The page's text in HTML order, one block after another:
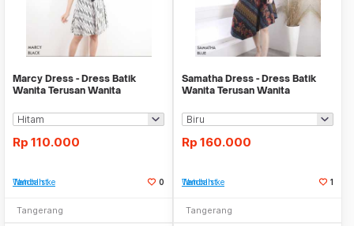
Marcy Dress - Dress Batik
Wanita Terusan Wanita
Rp 110.000
Tambah ke Watchlist 0
Tangerang
Samatha Dress - Dress Batik
Wanita Terusan Wanita
Rp 160.000
Tambah ke Watchlist 1
Tangerang